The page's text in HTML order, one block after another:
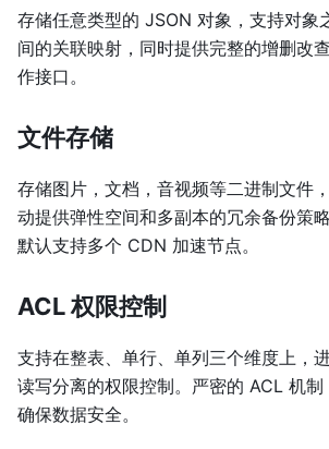
存储任意类型的 JSON 对象，支持对象
间的关联映射，同时提供完整的增删改
作接口。
文件存储
存储图片，文档，音视频等二进制文件
动提供弹性空间和多副本的冗余备份策略
默认支持多个 CDN 加速节点。
ACL 权限控制
支持在整表、单行、单列三个维度上，
读写分离的权限控制。严密的 ACL 机制
确保数据安全。